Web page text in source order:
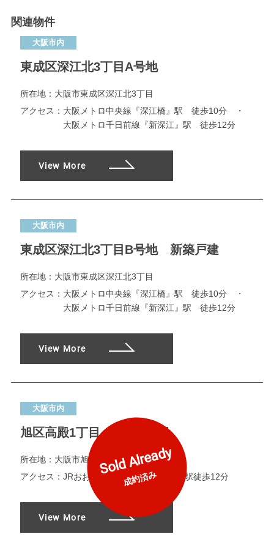
関連物件
大阪市内
東成区深江北3丁目A号地
所在地： 大阪市東成区深江北3丁目
アクセス： 大阪メトロ中央線『深江橋』駅 徒歩10分 ・
大阪メトロ千日前線『新深江』駅 徒歩12分
View More
大阪市内
東成区深江北3丁目B号地 新築戸建
所在地： 大阪市東成区深江北3丁目
アクセス： 大阪メトロ中央線『深江橋』駅 徒歩10分 ・
大阪メトロ千日前線『新深江』駅 徒歩12分
View More
大阪市内
旭区高殿1丁目 限定1区画
所在地： 大阪市旭区高殿1丁目
アクセス： JRおおさか東線『城北公園通』駅徒歩12分
View More
Sold Already
成約済み